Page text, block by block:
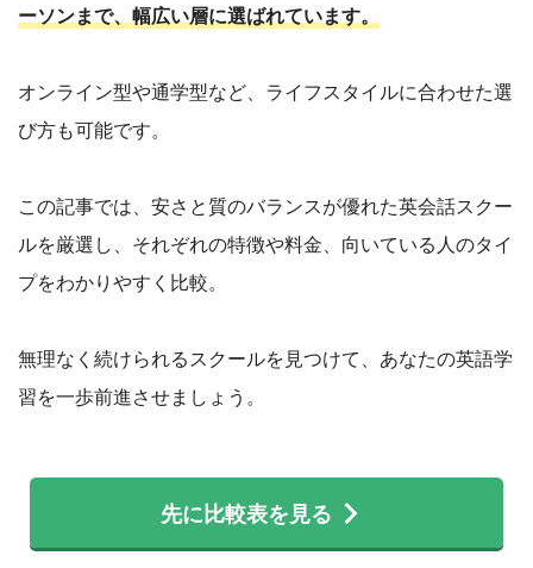
ーソンまで、幅広い層に選ばれています。
オンライン型や通学型など、ライフスタイルに合わせた選
び方も可能です。
この記事では、安さと質のバランスが優れた英会話スクー
ルを厳選し、それぞれの特徴や料金、向いている人のタイ
プをわかりやすく比較。
無理なく続けられるスクールを見つけて、あなたの英語学
習を一歩前進させましょう。
先に比較表を見る